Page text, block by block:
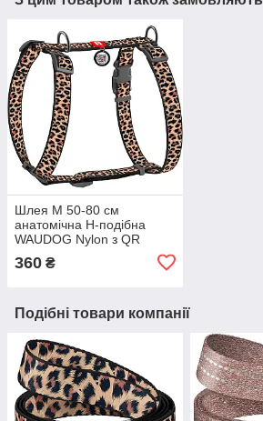
Шлея M 50-80 см
анатомічна H-подібна
WAUDOG Nylon з QR
паспортом, Леопард для
собак
360 ₴
Подібні товари компанії